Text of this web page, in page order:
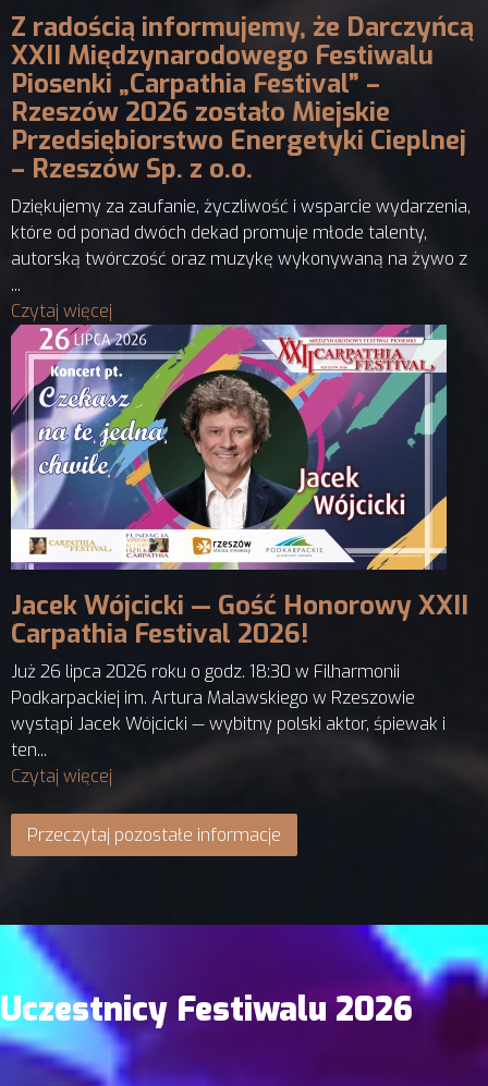
Z radością informujemy, że Darczyńcą
XXII Międzynarodowego Festiwalu
Piosenki „Carpathia Festival” –
Rzeszów 2026 zostało Miejskie
Przedsiębiorstwo Energetyki Cieplnej
– Rzeszów Sp. z o.o.
Dziękujemy za zaufanie, życzliwość i wsparcie wydarzenia,
które od ponad dwóch dekad promuje młode talenty,
autorską twórczość oraz muzykę wykonywaną na żywo z
...
Czytaj więcej
Jacek Wójcicki — Gość Honorowy XXII
Carpathia Festival 2026!
Już 26 lipca 2026 roku o godz. 18:30 w Filharmonii
Podkarpackiej im. Artura Malawskiego w Rzeszowie
wystąpi Jacek Wójcicki — wybitny polski aktor, śpiewak i
ten...
Czytaj więcej
Przeczytaj pozostałe informacje
Uczestnicy Festiwalu 2026